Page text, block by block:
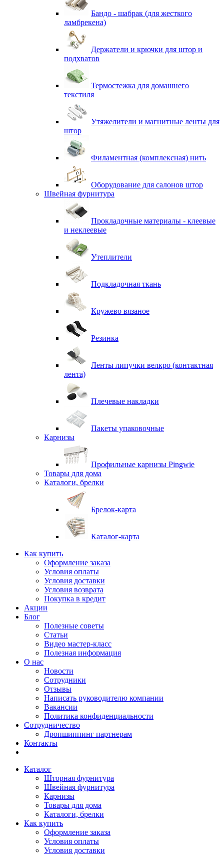
Бандо - шабрак (для жесткого
ламбрекена)
Держатели и крючки для штор и
подхватов
Термостежка для домашнего
текстиля
Утяжелители и магнитные ленты для
штор
Филаментная (комплексная) нить
Оборудование для салонов штор
Швейная фурнитура
Прокладочные материалы - клеевые
и неклеевые
Утеплители
Подкладочная ткань
Кружево вязаное
Резинка
Ленты липучки велкро (контактная
лента)
Плечевые накладки
Пакеты упаковочные
Карнизы
Профильные карнизы Pingwie
Товары для дома
Каталоги, брелки
Брелок-карта
Каталог-карта
Как купить
Оформление заказа
Условия оплаты
Условия доставки
Условия возврата
Покупка в кредит
Акции
Блог
Полезные советы
Статьи
Видео мастер-класс
Полезная информация
О нас
Новости
Сотрудники
Отзывы
Написать руководителю компании
Вакансии
Политика конфиденциальности
Сотрудничество
Дропшиппинг партнерам
Контакты
Каталог
Шторная фурнитура
Швейная фурнитура
Карнизы
Товары для дома
Каталоги, брелки
Как купить
Оформление заказа
Условия оплаты
Условия доставки